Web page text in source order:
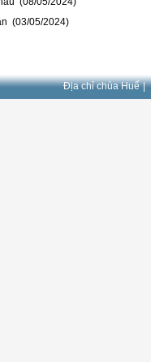
(03/05/2024)
Địa chỉ chùa Huế |